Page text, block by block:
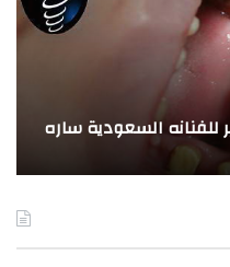
للفنانه السعودية ساره